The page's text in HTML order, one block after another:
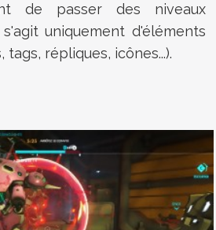
de passer des niveaux
uniquement d'éléments
tags, répliques, icônes...).